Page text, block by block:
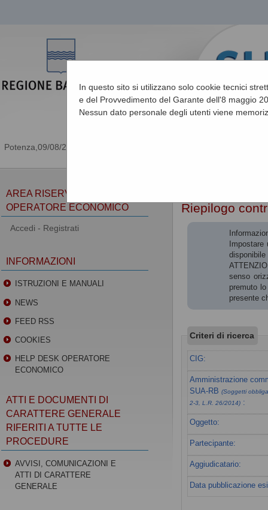
09/08/2026 17:14
In questo sito si utilizzano solo cookie tecnici
e del Provvedimento del Garante dell'8 maggio
Nessun dato personale degli utenti viene
Riepilogo
senso
premuto
presente
Criteri di ricerca
CIG:
Amministrazione
SUA-RB(Soggetti
2-3, L.R. 26/2014) :
Oggetto:
Partecipante:
Aggiudicatario:
Data pubblicazione
AREA RISERVATA
OPERATORE ECONOMICO
Accedi - Registrati
INFORMAZIONI
ISTRUZIONI E MANUALI
NEWS
FEED RSS
COOKIES
HELP DESK OPERATORE
ECONOMICO
ATTI E DOCUMENTI DI
CARATTERE GENERALE
RIFERITI A TUTTE LE
PROCEDURE
AVVISI, COMUNICAZIONI E
ATTI DI CARATTERE
GENERALE